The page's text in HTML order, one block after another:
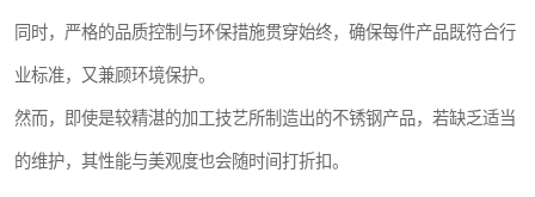
同时，严格的品质控制与环保措施贯穿始终，确保每件产品既符合行
业标准，又兼顾环境保护。
然而，即使是较精湛的加工技艺所制造出的不锈钢产品，若缺乏适当
的维护，其性能与美观度也会随时间打折扣。